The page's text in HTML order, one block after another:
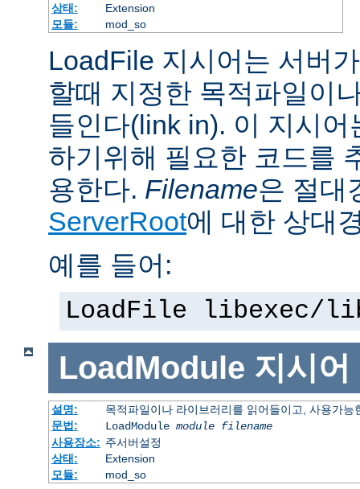
상태:
Extension
모듈:
mod_so
LoadFile 지시어는 서버
할때 지정한 목적파일이
들인다(link in). 이 지시
하기위해 필요한 코드를
용한다. Filename은 절대
ServerRoot에 대한 상대
예를 들어:
LoadFile libexec/
LoadModule 지시어
설명:
목적파일이나 라이브러리를 읽어들이고, 사용가능
문법:
LoadModule module filename
사용장소: 주서버설정
상태:
Extension
모듈:
mod_so